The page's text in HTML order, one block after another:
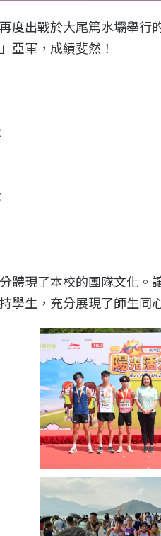
度出戰於大尾篤水壩舉
亞軍，成績斐然！
體現了本校的團隊文化
學生，充分展現了師生同